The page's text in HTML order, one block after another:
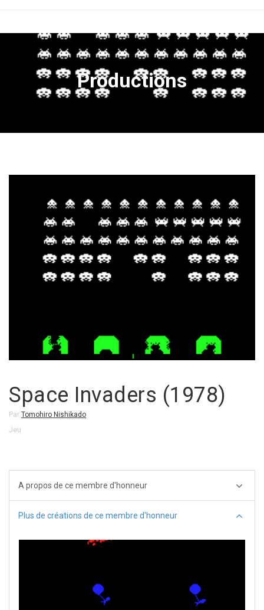
Productions
Space Invaders (1978)
Par Tomohiro Nishikado
Jeu
A propos de ce membre d'honneur
Plus de créations de ce membre d'honneur